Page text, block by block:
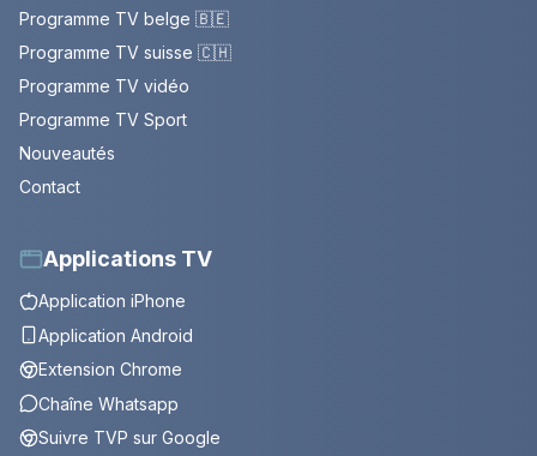
Programme TV belge 🇧🇪
Programme TV suisse 🇨🇭
Programme TV vidéo
Programme TV Sport
Nouveautés
Contact
Applications TV
Application iPhone
Application Android
Extension Chrome
Chaîne Whatsapp
Suivre TVP sur Google